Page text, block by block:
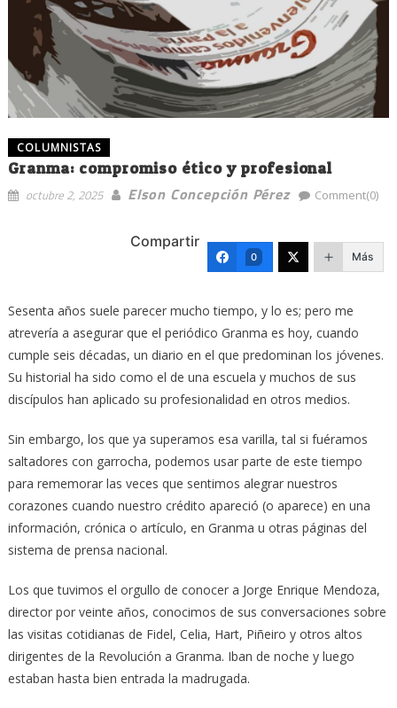
COLUMNISTAS
Granma: compromiso ético y profesional
octubre 2, 2025 Elson Concepción Pérez Comment(0)
Compartir
0 Más
Sesenta años suele parecer mucho tiempo, y lo es; pero me
atrevería a asegurar que el periódico Granma es hoy, cuando
cumple seis décadas, un diario en el que predominan los jóvenes.
Su historial ha sido como el de una escuela y muchos de sus
discípulos han aplicado su profesionalidad en otros medios.
Sin embargo, los que ya superamos esa varilla, tal si fuéramos
saltadores con garrocha, podemos usar parte de este tiempo
para rememorar las veces que sentimos alegrar nuestros
corazones cuando nuestro crédito apareció (o aparece) en una
información, crónica o artículo, en Granma u otras páginas del
sistema de prensa nacional.
Los que tuvimos el orgullo de conocer a Jorge Enrique Mendoza,
director por veinte años, conocimos de sus conversaciones sobre
las visitas cotidianas de Fidel, Celia, Hart, Piñeiro y otros altos
dirigentes de la Revolución a Granma. Iban de noche y luego
estaban hasta bien entrada la madrugada.